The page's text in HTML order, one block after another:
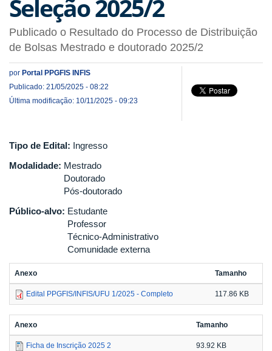
Seleção 2025/2
Publicado o Resultado do Processo de Distribuição
de Bolsas Mestrado e doutorado 2025/2
por Portal PPGFIS INFIS
Publicado: 21/05/2025 - 08:22
Última modificação: 10/11/2025 - 09:23
Tipo de Edital: Ingresso
Modalidade: Mestrado
Doutorado
Pós-doutorado
Público-alvo: Estudante
Professor
Técnico-Administrativo
Comunidade externa
Anexo Tamanho
Edital PPGFIS/INFIS/UFU 1/2025 - Completo 117.86 KB
Anexo Tamanho
Ficha de Inscrição 2025 2 93.92 KB